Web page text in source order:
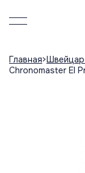
Главная
Chronomaster El